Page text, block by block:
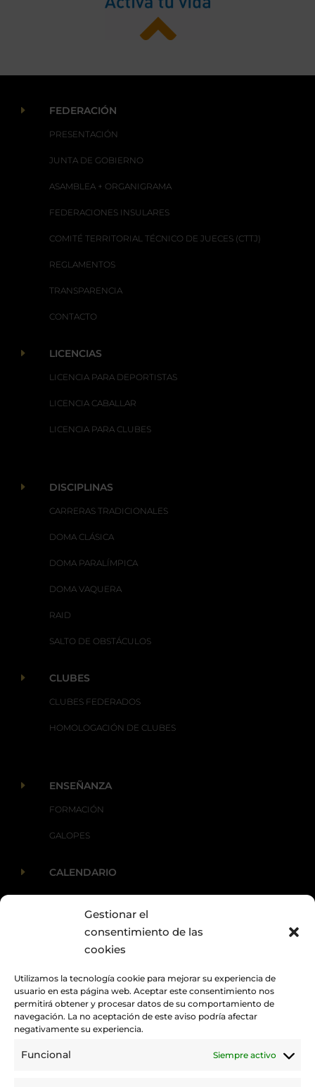
Gestionar el
consentimiento de las
cookies
Utilizamos la tecnología cookie para mejorar su experiencia de
usuario en esta página web. Aceptar este consentimiento nos
permitirá obtener y procesar datos de su comportamiento de
navegación. La no aceptación de este aviso podría afectar
negativamente su experiencia.
Funcional Siempre activo
E FEDERACIÓN
PRESENTACIÓN
JUNTA DE GOBIERNO
ASAMBLEA + ORGANIGRAMA
FEDERACIONES INSULARES
COMITÉ TERRITORIAL TÉCNICO DE JUECES (CTTJ)
REGLAMENTOS
TRANSPARENCIA
CONTACTO
E LICENCIAS
LICENCIA PARA DEPORTISTAS
LICENCIA CABALLAR
LICENCIA PARA CLUBES
E DISCIPLINAS
CARRERAS TRADICIONALES
DOMA CLÁSICA
DOMA PARALÍMPICA
DOMA VAQUERA
RAID
SALTO DE OBSTÁCULOS
E CLUBES
CLUBES FEDERADOS
HOMOLOGACIÓN DE CLUBES
E ENSEÑANZA
FORMACIÓN
GALOPES
E CALENDARIO
ACTUALIDAD